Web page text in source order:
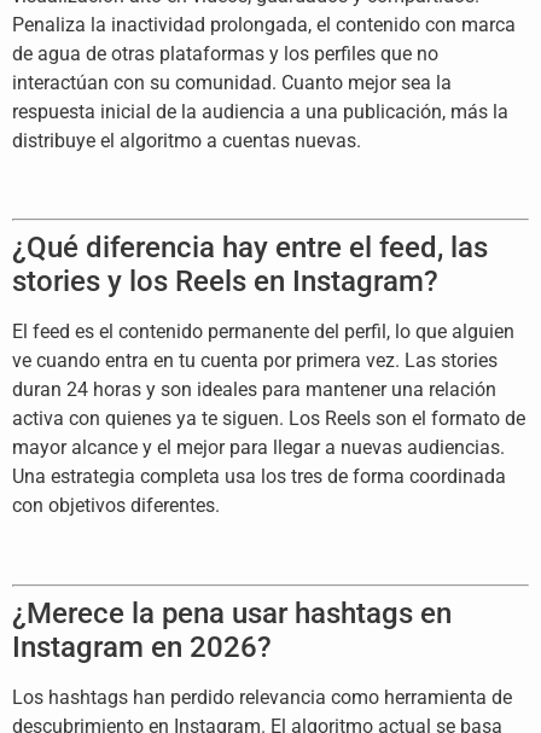
Penaliza la inactividad prolongada, el contenido con marca
de agua de otras plataformas y los perfiles que no
interactúan con su comunidad. Cuanto mejor sea la
respuesta inicial de la audiencia a una publicación, más la
distribuye el algoritmo a cuentas nuevas.
¿Qué diferencia hay entre el feed, las
stories y los Reels en Instagram?
E l feed es el contenido permanente del perfil, lo que alguien
ve cuando entra en tu cuenta por primera vez. Las stories
duran 24 horas y son ideales para mantener una relación
activa con quienes ya te siguen. Los Reels son el formato de
mayor alcance y el mejor para llegar a nuevas audiencias.
Una estrategia completa usa los tres de forma coordinada
con objetivos diferentes.
¿Merece la pena usar hashtags en
Instagram en 2026?
Los hashtags han perdido relevancia como herramienta de
descubrimiento en Instagram. El algoritmo actual se basa